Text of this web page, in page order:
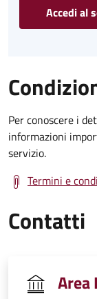
Accedi al
Per conoscere i
informazioni
servizio.
Termini e
Contatti
Area